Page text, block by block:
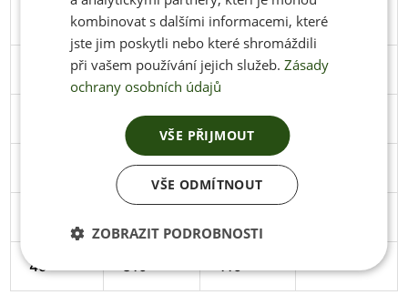
286 106 Stáhnout
291 106 Stáhnout
297 108
305 111
49 319 119
kombinovat s dalšími informacemi, které
jste jim poskytli nebo které shromáždili
při vašem používání jejich služeb. Zásady
ochrany osobních údajů
VŠE PŘIJMOUT
VŠE ODMÍTNOUT
ZOBRAZIT PODROBNOSTI